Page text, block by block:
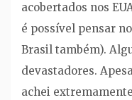
acobertados nos
é possível pensar
Brasil também).
devastadores.
achei